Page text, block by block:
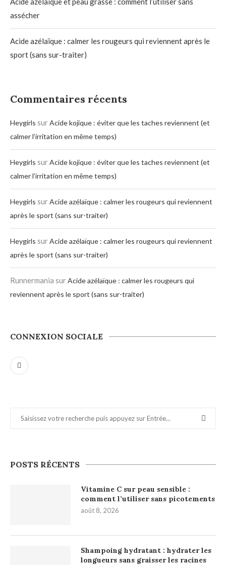
assécher
Acide azélaïque : calmer les rougeurs qui reviennent après le
sport (sans sur-traiter)
Commentaires récents
Heygirls surAcide kojique : éviter que les taches reviennent (et
calmer l’irritation en même temps)
Heygirls surAcide kojique : éviter que les taches reviennent (et
calmer l’irritation en même temps)
Heygirls surAcide azélaïque : calmer les rougeurs qui reviennent
après le sport (sans sur-traiter)
Heygirls surAcide azélaïque : calmer les rougeurs qui reviennent
après le sport (sans sur-traiter)
Runnermania surAcide azélaïque : calmer les rougeurs qui
reviennent après le sport (sans sur-traiter)
CONNEXION SOCIALE
POSTS RÉCENTS
Vitamine C sur peau sensible :
comment l’utiliser sans picotements
août 8, 2026
Shampoing hydratant : hydrater les
longueurs sans graisser les racines